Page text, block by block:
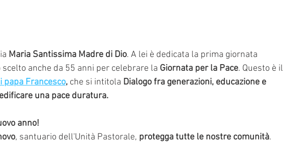
Maria Santissima Madre di Dio. A lei è dedicata la prima giornata
anche da 55 anni per celebrare la Giornata per la Pace. Questo è il
papa Francesco, che si intitola Dialogo fra generazioni, educazione e
una pace duratura.
anno!
, santuario dell'Unità Pastorale, protegga tutte le nostre comunità.